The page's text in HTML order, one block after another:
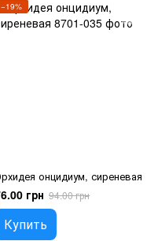
−19%
онцидиум, сиреневая
грн 94.00 грн
Купить